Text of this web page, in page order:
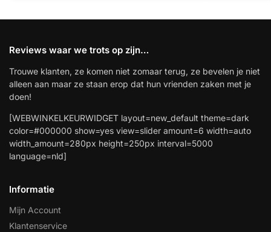
Reviews waar we trots op zijn…
Trouwe klanten, ze komen niet zomaar terug, ze bevelen je niet
alleen aan maar ze staan erop dat hun vrienden zaken met je
doen!
[WEBWINKELKEURWIDGET layout=new_default theme=dark
color=#000000 show=yes view=slider amount=6 width=auto
width_amount=280px height=250px interval=5000
language=nld]
Informatie
Mijn Account
Klantenservice